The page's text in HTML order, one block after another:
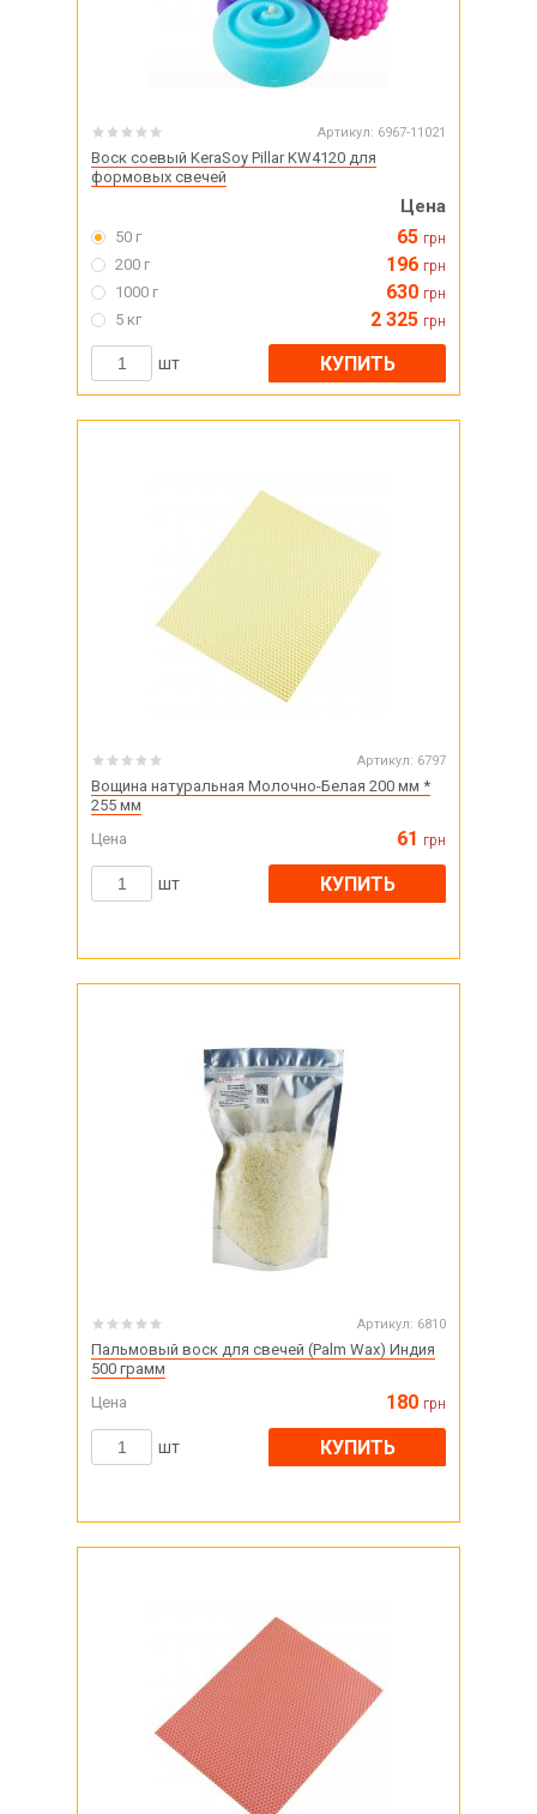
Артикул: 6967-11021
Воск соевый KeraSoy Pillar KW4120 для
формовых свечей
Цена
50 г 65 грн
200 г 196 грн
1000 г 630 грн
5 кг 2 325 грн
шт КУПИТЬ
Артикул: 6797
Вощина натуральная Молочно-Белая 200 мм *
255 мм
Цена
61 грн
шт КУПИТЬ
Артикул: 6810
Пальмовый воск для свечей (Palm Wax) Индия
500 грамм
Цена
180 грн
шт КУПИТЬ